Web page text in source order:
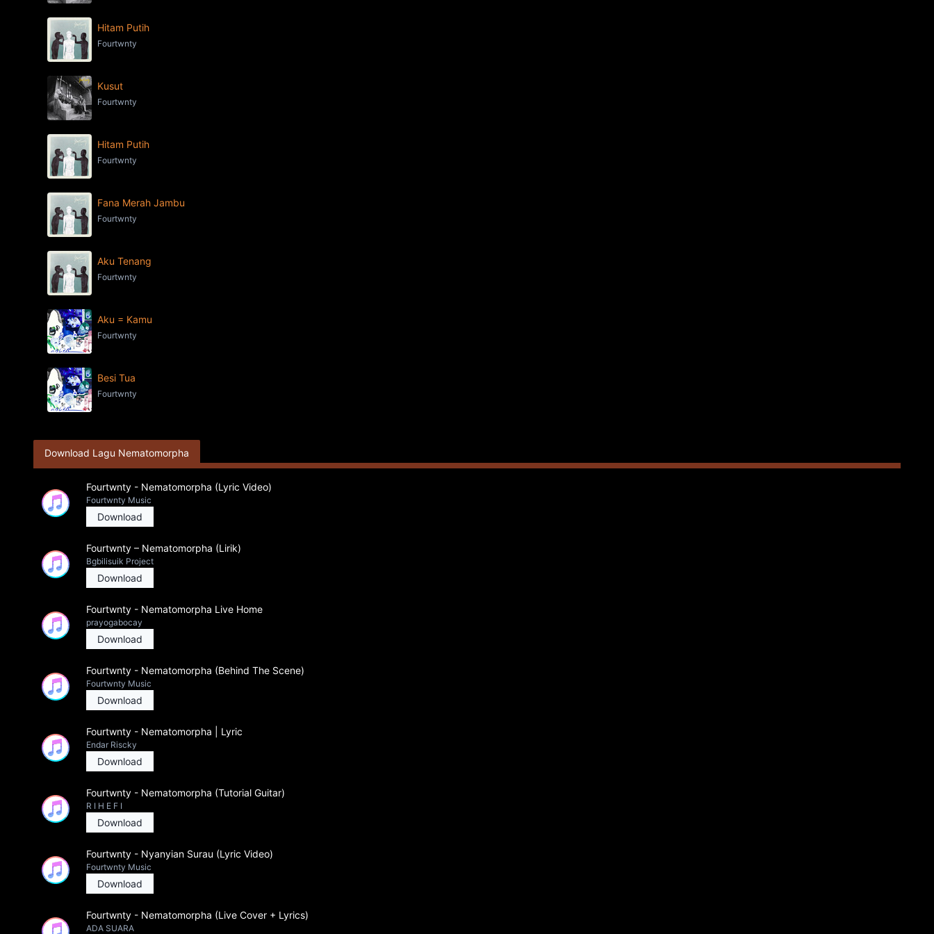
Hitam Putih
Fourtwnty
Kusut
Fourtwnty
Hitam Putih
Fourtwnty
Fana Merah Jambu
Fourtwnty
Aku Tenang
Fourtwnty
Aku = Kamu
Fourtwnty
Besi Tua
Fourtwnty
Download Lagu Nematomorpha
Fourtwnty - Nematomorpha (Lyric Video)
Fourtwnty Music
Download
Fourtwnty – Nematomorpha (Lirik)
Bgbilisuik Project
Download
Fourtwnty - Nematomorpha Live Home
prayogabocay
Download
Fourtwnty - Nematomorpha (Behind The Scene)
Fourtwnty Music
Download
Fourtwnty - Nematomorpha | Lyric
Endar Riscky
Download
Fourtwnty - Nematomorpha (Tutorial Guitar)
R I H E F I
Download
Fourtwnty - Nyanyian Surau (Lyric Video)
Fourtwnty Music
Download
Fourtwnty - Nematomorpha (Live Cover + Lyrics)
ADA SUARA